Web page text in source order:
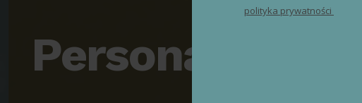
polityka prywatności